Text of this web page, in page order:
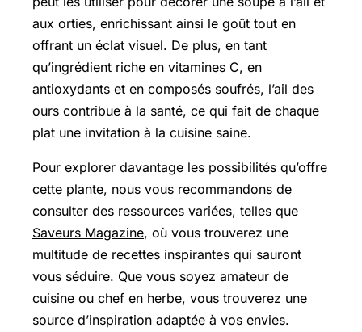
aux orties, enrichissant ainsi le goût tout en
offrant un éclat visuel. De plus, en tant
qu’ingrédient riche en vitamines C, en
antioxydants et en composés soufrés, l’ail des
ours contribue à la santé, ce qui fait de chaque
plat une invitation à la cuisine saine.
Pour explorer davantage les possibilités qu’offre
cette plante, nous vous recommandons de
consulter des ressources variées, telles que
Saveurs Magazine, où vous trouverez une
multitude de recettes inspirantes qui sauront
vous séduire. Que vous soyez amateur de
cuisine ou chef en herbe, vous trouverez une
source d’inspiration adaptée à vos envies.